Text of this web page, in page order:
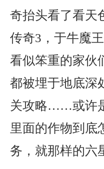
奇抬头看了看天
传奇3，于牛魔
看似笨重的家
都被埋于地底深
关攻略……或许
里面的作物到底
务，就那样的六